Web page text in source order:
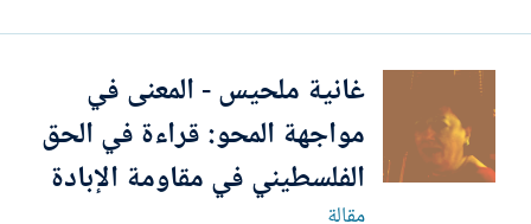
الكوابيس الفردية التي تذهب بالعقول،
وتحولت إلى معيش يومي: من خيمة تهددها
أفعى، إلى طفل يتيم شهد لحظة...
غانية ملحيس - المعنى في
مواجهة المحو: قراءة في الحق
الفلسطيني في مقاومة الإبادة